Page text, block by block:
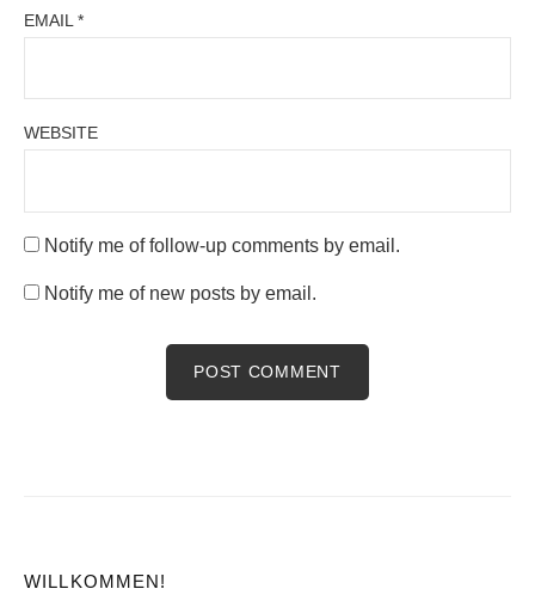
EMAIL *
WEBSITE
Notify me of follow-up comments by email.
Notify me of new posts by email.
WILLKOMMEN!